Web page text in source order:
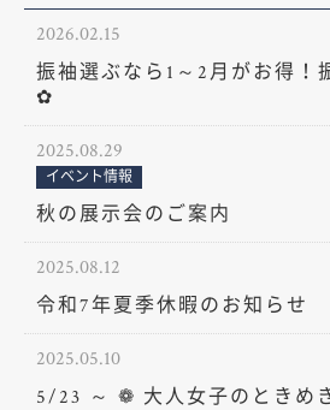
2026.02.15
振袖選ぶなら1～2月がお得！
✿
2025.08.29
イベント情報
秋の展示会のご案内
2025.08.12
令和7年夏季休暇のお知らせ
2025.05.10
5/23 ～ ❁ 大人女子のときめ